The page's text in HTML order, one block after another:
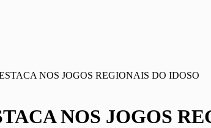
NOS JOGOS REGIONAIS DO IDOSO
NOS JOGOS